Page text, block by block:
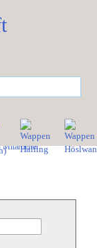
Mitarbeiter